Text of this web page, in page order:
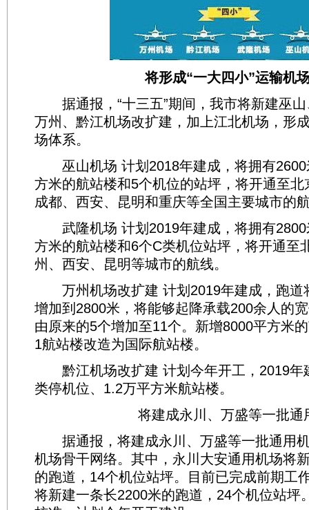
将形成“一大四小”运输机
据通报，“十三五”期间，我市将新建巫山
万州、黔江机场改扩建，加上江北机场，形
场体系。
巫山机场 计划2018年建成，将拥有2600
方米的航站楼和5个机位的站坪，将开通至
成都、西安、昆明和重庆等全国主要城市的
武隆机场 计划2019年建成，将拥有2800
方米的航站楼和6个C类机位站坪，将开通至
州、西安、昆明等城市的航线。
万州机场改扩建 计划2019年建成，跑道
增加到2800米，将能够起降承载200余人的
由原来的5个增加至11个。新增8000平方米
1航站楼改造为国际航站楼。
黔江机场改扩建 计划今年开工，2019年
类停机位、1.2万平方米航站楼。
将建成永川、万盛等一批通
据通报，将建成永川、万盛等一批通用
机场骨干网络。其中，永川大安通用机场将
的跑道，14个机位站坪。目前已完成前期工
将新建一条长2200米的跑道，24个机位站坪